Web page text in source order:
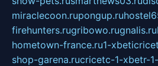
miraclecoon.rupongup.ru
firehunters.rugribowo.rugnalis.ru
hometown-france.ru1-
shop-garena.rucricetc-1-xbetr-